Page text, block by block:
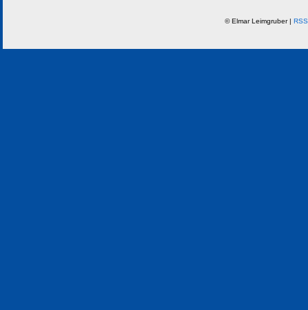
© Elmar Leimgruber |